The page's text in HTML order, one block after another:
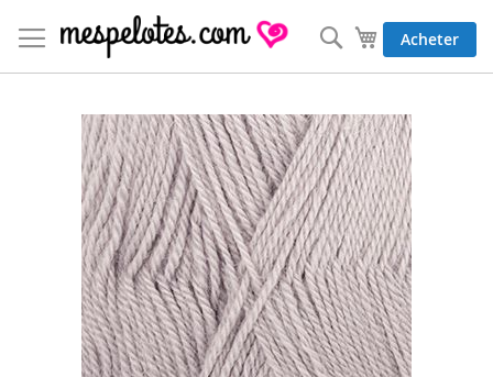
au
contenu
Mon panier
Acheter
Rechercher